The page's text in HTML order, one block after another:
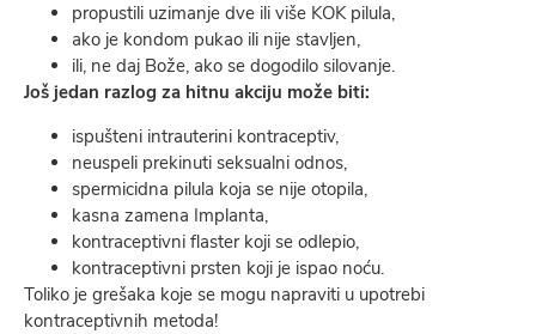
propustili uzimanje dve ili više KOK pilula,
ako je kondom pukao ili nije stavljen,
ili, ne daj Bože, ako se dogodilo silovanje.
Još jedan razlog za hitnu akciju može biti:
ispušteni intrauterini kontraceptiv,
neuspeli prekinuti seksualni odnos,
spermicidna pilula koja se nije otopila,
kasna zamena Implanta,
kontraceptivni flaster koji se odlepio,
kontraceptivni prsten koji je ispao noću.
Toliko je grešaka koje se mogu napraviti u upotrebi
kontraceptivnih metoda!